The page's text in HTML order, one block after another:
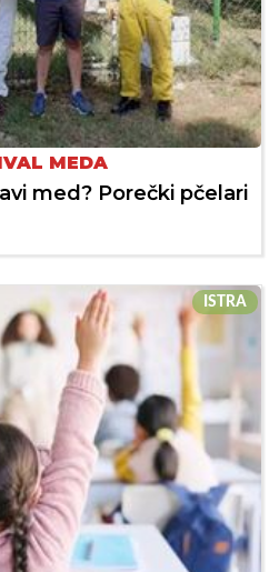
MEDA
med? Porečki pčelari
ISTRA